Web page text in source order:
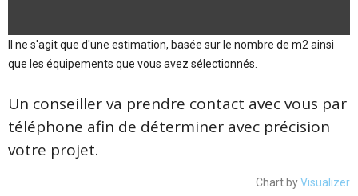
Il ne s'agit que d'une estimation, basée sur le nombre de m2 ainsi
que les équipements que vous avez sélectionnés.
Un conseiller va prendre contact avec vous par
téléphone afin de déterminer avec précision
votre projet.
Chart byVisualizer